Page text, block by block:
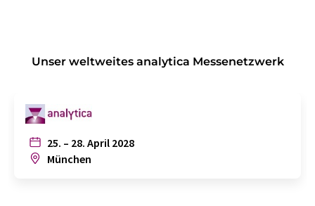
Unser weltweites analytica Messenetzwerk
25. – 28. April 2028
München